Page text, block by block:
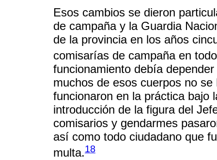
Esos cambios se dieron
de campaña y la Guardia
de la provincia en los años
comisarías de campaña en
funcionamiento debía
muchos de esos cuerpos no
funcionaron en la práctica bajo
introducción de la figura del
comisarios y gendarmes
así como todo ciudadano que
multa.18